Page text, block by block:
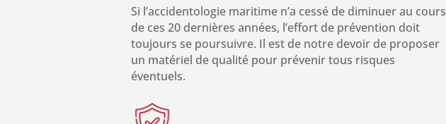
Si l’accidentologie maritime n’a cessé de diminuer au cours
de ces 20 dernières années, l’effort de prévention doit
toujours se poursuivre. Il est de notre devoir de proposer
un matériel de qualité pour prévenir tous risques
éventuels.